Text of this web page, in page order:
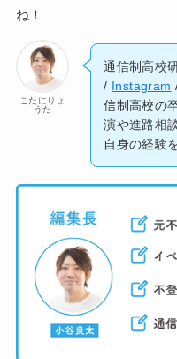
ね！
こたにりょ
うた
通信制高校
/ Instagram
信制高校の
演や進路相
自身の経験